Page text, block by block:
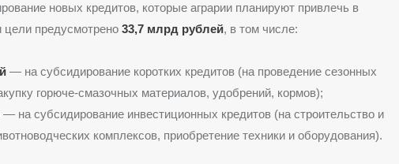
новых кредитов, которые аграрии планируют привлечь в
цели предусмотрено 33,7 млрд рублей, в том числе:
— на субсидирование коротких кредитов (на проведение сезонных
горюче-смазочных материалов, удобрений, кормов);
— на субсидирование инвестиционных кредитов (на строительство и
комплексов, приобретение техники и оборудования).